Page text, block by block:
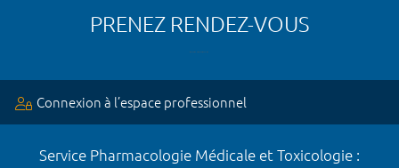
PRENEZ RENDEZ-VOUS
Connexion à l’espace professionnel
Service Pharmacologie Médicale et Toxicologie :